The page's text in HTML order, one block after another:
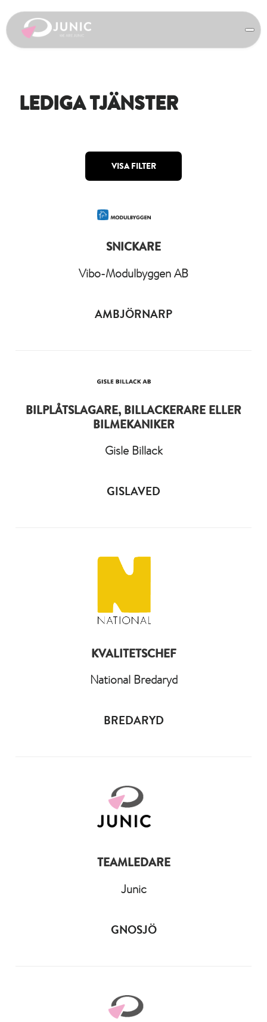
LEDIGA TJÄNSTER
VISA FILTER
SNICKARE
Vibo-Modulbyggen AB
AMBJÖRNARP
BILPLÅTSLAGARE, BILLACKERARE ELLER
BILMEKANIKER
Gisle Billack
GISLAVED
KVALITETSCHEF
National Bredaryd
BREDARYD
TEAMLEDARE
Junic
GNOSJÖ